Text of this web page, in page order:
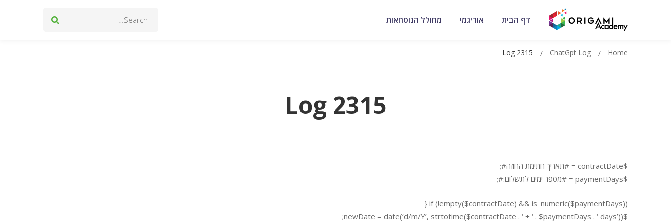
דף הבית אוריגמי מחולל הנוסחאות
Log 2315
Home
ChatGpt Log
Log 2315
$contractDate = #תאריך חתימת החוזה#;
$paymentDays = #מספר ימים לתשלום:#;
if (!empty($contractDate) && is_numeric($paymentDays)) {
$newDate = date(‘d/m/Y’, strtotime($contractDate . ‘ + ‘ . $paymentDays . ‘ days’));